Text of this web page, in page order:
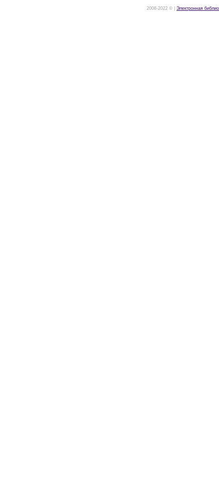
2008-2022 © | Электронная